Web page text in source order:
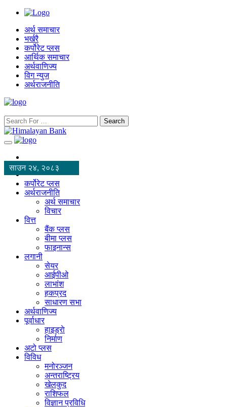
अर्थ समाचार
भर्खरै
कर्पोरेट प्लस
आर्थिक समाचार
अर्थवाणिज्य
विग न्युज
अर्थराजनीति
Search
साउन २४, २०८३
कर्पोरेट प्लस
अर्थराजनीति
अर्थ समाचार
विचार
वित्त
बैंक प्लस
बीमा प्लस
फाइनान्स
लगानी
सेयर
आईपीओ
लाभांश
हकप्रद
साधारण सभा
अर्थवाणिज्य
पूर्वाधार
हाइड्राे
निर्माण
अटो प्लस
विविध
मनोरञ्जन
अन्तराष्ट्रिय
खेलकुद
राशिफल
विज्ञान प्रविधि